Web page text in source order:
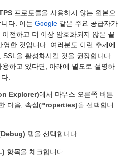
프로토콜을 사용하지 않는 원본으
다. 이는 Google 같은 주요 공급자가
전하고 더 이상 암호화되지 않은 끝
영한 것입니다. 여러분도 이런 추세에
을 활성화시킬 것을 권장합니다.
하고 있다면, 아래에 별도로 설명하
.
Explorer)에서 마우스 오른쪽 버튼
다음, 속성(Properties)을 선택합니
탭을 선택합니다.
항목을 체크합니다.